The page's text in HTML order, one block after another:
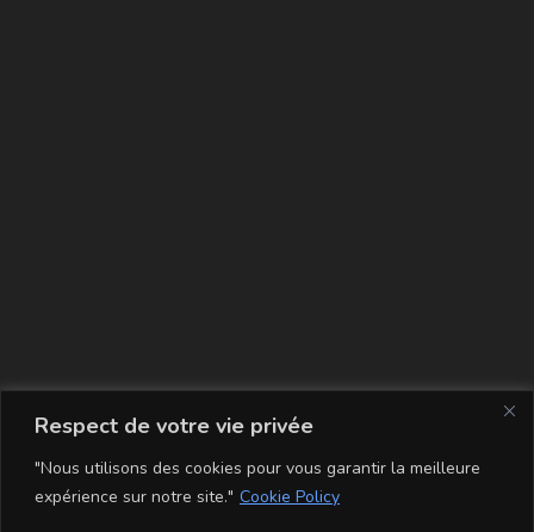
Respect de votre vie privée
"Nous utilisons des cookies pour vous garantir la meilleure
expérience sur notre site." Cookie Policy
La carte